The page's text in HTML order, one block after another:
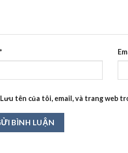
*
Lưu tên của tôi, email, và trang web